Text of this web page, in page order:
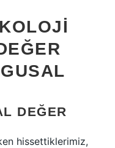
DEĞER
hissettiklerimiz,